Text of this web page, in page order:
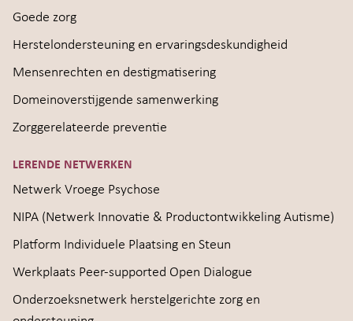
Goede zorg
Herstelondersteuning en ervaringsdeskundigheid
Mensenrechten en destigmatisering
Domeinoverstijgende samenwerking
Zorggerelateerde preventie
LERENDE NETWERKEN
Netwerk Vroege Psychose
NIPA (Netwerk Innovatie & Productontwikkeling Autisme)
Platform Individuele Plaatsing en Steun
Werkplaats Peer-supported Open Dialogue
Onderzoeksnetwerk herstelgerichte zorg en